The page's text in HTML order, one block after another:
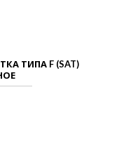
ТИПА F (SAT)